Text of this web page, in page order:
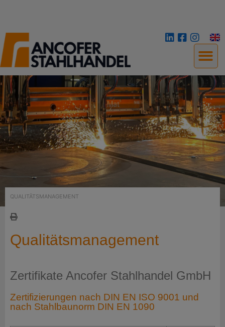
QUALITÄTSMANAGEMENT
Qualitätsmanagement
Zertifikate Ancofer Stahlhandel GmbH
Zertifizierungen nach DIN EN ISO 9001 und
nach Stahlbaunorm DIN EN 1090